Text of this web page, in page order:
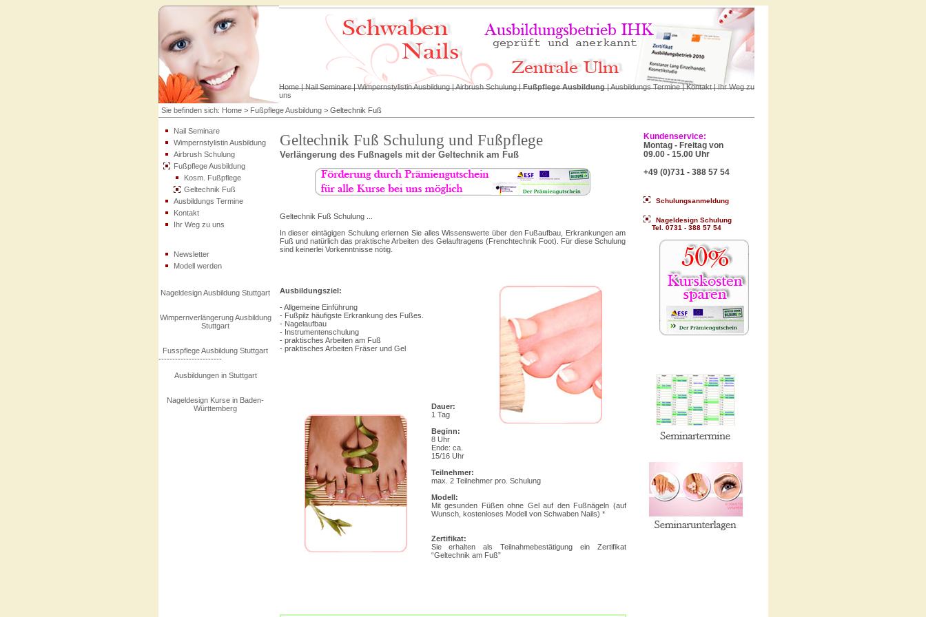
Home|Nail Seminare|Wimpernstylistin Ausbildung|Airbrush Schulung|Fußpflege Ausbildung|Ausbildungs Termine|Kontakt|Ihr Weg zu
uns
Sie befinden sich: Home > Fußpflege Ausbildung >Geltechnik Fuß
Nail Seminare
Wimpernstylistin Ausbildung
Airbrush Schulung
Fußpflege Ausbildung
Kosm. Fußpflege
Geltechnik Fuß
Ausbildungs Termine
Kontakt
Ihr Weg zu uns
Newsletter
Modell werden
Nageldesign Ausbildung Stuttgart
Wimpernverlängerung Ausbildung
Stuttgart
Fusspflege Ausbildung Stuttgart
-----------------------
Ausbildungen in Stuttgart
Nageldesign Kurse in Baden-
Württemberg
Geltechnik Fuß Schulung und Fußpflege
Verlängerung des Fußnagels mit der Geltechnik am Fuß
Geltechnik Fuß Schulung ...
In dieser eintägigen Schulung erlernen Sie alles Wissenswerte über den Fußaufbau, Erkrankungen am
Fuß und natürlich das praktische Arbeiten des Gelauftragens (Frenchtechnik Foot). Für diese Schulung
sind keinerlei Vorkenntnisse nötig.
Ausbildungsziel:
- Allgemeine Einführung
- Fußpilz häufigste Erkrankung des Fußes.
- Nagelaufbau
- Instrumentenschulung
- praktisches Arbeiten am Fuß
- praktisches Arbeiten Fräser und Gel
Dauer:
1 Tag
Beginn:
8 Uhr
Ende: ca.
15/16 Uhr
Teilnehmer:
max. 2 Teilnehmer pro. Schulung
Modell:
Mit gesunden Füßen ohne Gel auf den Fußnägeln (auf
Wunsch, kostenloses Modell von Schwaben Nails) *
Zertifikat:
Sie erhalten als Teilnahmebestätigung ein Zertifikat
“Geltechnik am Fuß”